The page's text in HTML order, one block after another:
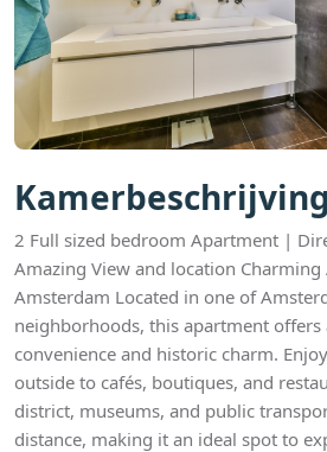
Kamerbeschrijving
2 Full sized bedroom Apartment |
Amazing View and location
Amsterdam Located in one of
neighborhoods, this apartment
convenience and historic charm.
outside to cafés, boutiques, and
district, museums, and public
distance, making it an ideal spot to